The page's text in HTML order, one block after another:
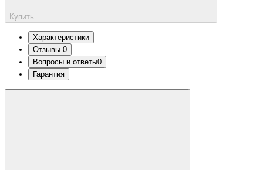
Купить
Характеристики
Отзывы 0
Вопросы и ответы0
Гарантия